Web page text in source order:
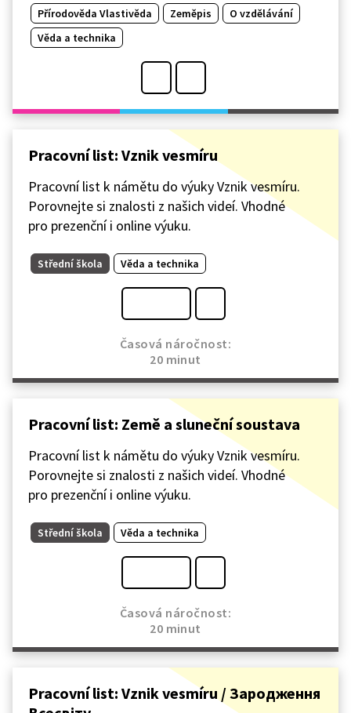
Přírodověda Vlastivěda
Zeměpis
O vzdělávání
Věda a technika
Pracovní list: Vznik vesmíru
Pracovní list k námětu do výuky Vznik vesmíru.
Porovnejte si znalosti z našich videí. Vhodné
pro prezenční i online výuku.
Střední škola Věda a technika
Časová náročnost:
20 minut
Pracovní list: Země a sluneční soustava
Pracovní list k námětu do výuky Vznik vesmíru.
Porovnejte si znalosti z našich videí. Vhodné
pro prezenční i online výuku.
Střední škola Věda a technika
Časová náročnost:
20 minut
Pracovní list: Vznik vesmíru / Зародження